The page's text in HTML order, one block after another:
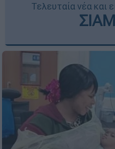
Τελευταία νέα και